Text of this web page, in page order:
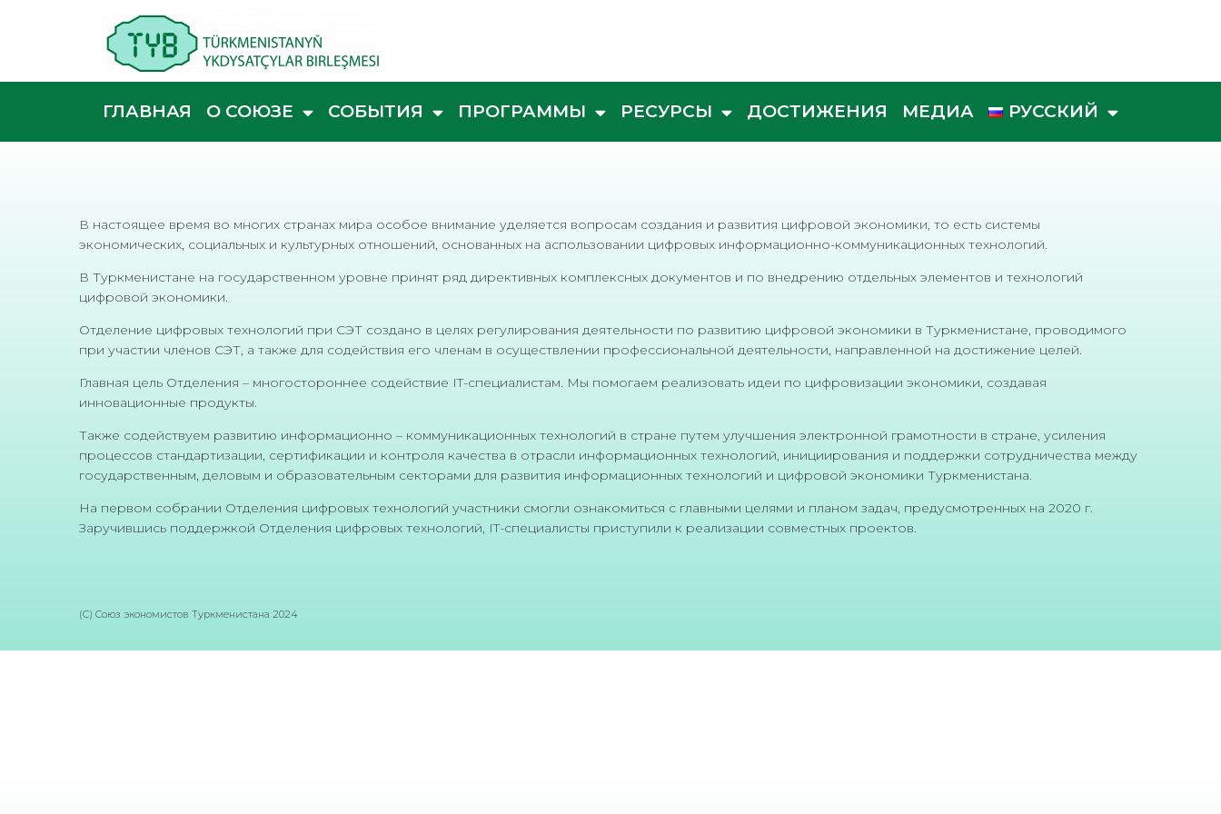
ГЛАВНАЯ О СОЮЗЕ СОБЫТИЯ ПРОГРАММЫ РЕСУРСЫ ДОСТИЖЕНИЯ МЕДИА РУССКИЙ
В настоящее время во многих странах мира особое внимание уделяется вопросам создания и развития цифровой экономики, то есть системы
экономических, социальных и культурных отношений, основанных на aспользовании цифровых информационно-коммуникационных технологий.
В Туркменистане на государственном уровне принят ряд директивных комплексных документов и по внедрению отдельных элементов и технологий
цифровой экономики.
Отделение цифровых технологий при СЭТ создано в целях регулирования деятельности по развитию цифровой экономики в Туркменистане, проводимого
при участии членов СЭТ, а также для содействия его членам в осуществлении профессиональной деятельности, направленной на достижение целей.
Главная цель Отделения – многостороннее содействие IT-специалистам. Мы помогаем реализовать идеи по цифровизации экономики, создавая
инновационные продукты.
Также содействуем развитию информационно – коммуникационных технологий в стране путем улучшения электронной грамотности в стране, усиления
процессов стандартизации, сертификации и контроля качества в отрасли информационных технологий, инициирования и поддержки сотрудничества между
государственным, деловым и образовательным секторами для развития информационных технологий и цифровой экономики Туркменистана.
На первом собрании Отделения цифровых технологий участники смогли ознакомиться с главными целями и планом задач, предусмотренных на 2020 г.
Заручившись поддержкой Отделения цифровых технологий, IT-специалисты приступили к реализации совместных проектов.
(C) Союз экономистов Туркменистана 2024